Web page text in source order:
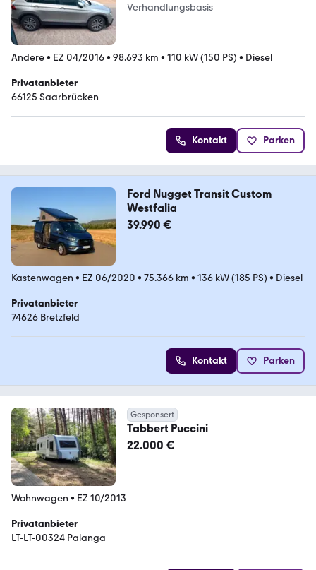
Verhandlungsbasis
Andere• EZ 04/2016• 98.693 km • 110 kW (150 PS) • Diesel
Privatanbieter
66125 Saarbrücken
Kontakt Parken
Ford Nugget Transit Custom
Westfalia
39.990 €
Kastenwagen • EZ 06/2020 • 75.366 km • 136 kW (185 PS) • Diesel
Privatanbieter
74626 Bretzfeld
Kontakt Parken
Gesponsert
Tabbert Puccini
22.000 €
Wohnwagen • EZ 10/2013
Privatanbieter
LT-LT-00324 Palanga